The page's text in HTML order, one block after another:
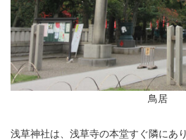
鳥居
浅草神社は、浅草寺の本堂すぐ隣にあり